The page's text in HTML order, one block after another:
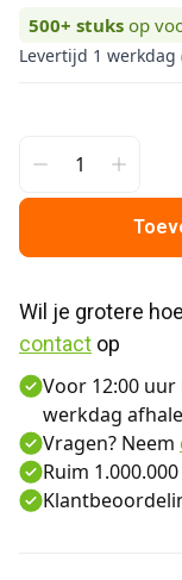
500+ stuks op
Levertijd 1
contact op
Voor 12:00
werkdag
Vragen? Neem
Ruim